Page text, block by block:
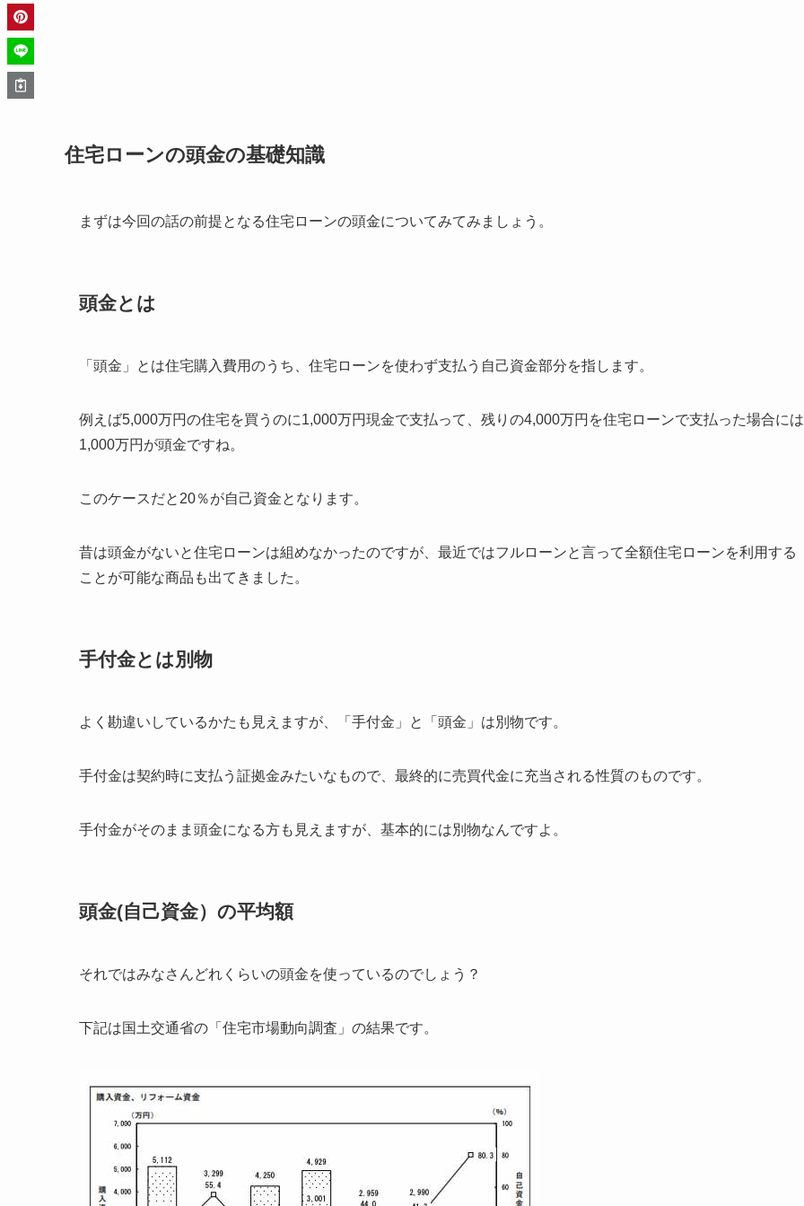
住宅ローンの頭金の基礎知識
まずは今回の話の前提となる住宅ローンの頭金についてみてみましょう。
頭金とは
「頭金」とは住宅購入費用のうち、住宅ローンを使わず支払う 自己資金部分を指します。
例えば5,000万円の住宅を買うのに1,000万円現金で支払って、残りの4,000万円を住宅ローンで支払った場合には
1,000万円が頭金ですね。
このケースだと20％が自己資金となります。
昔は頭金がないと住宅ローンは組めなかったのですが、最近ではフルローンと言って全額住宅ローンを利用する
ことが可能な商品も出てきました。
手付金とは別物
よく勘違いしているかたも見えますが、「手付金」と「頭金」は別物です。
手付金は契約時に支払う証拠金みたいなもので、最終的に売買代金に充当される性質のものです。
手付金がそのまま頭金になる方も見えますが、基本的には別物なんですよ。
頭金(自己資金）の平均額
それではみなさんどれくらいの頭金を使っているのでしょう？
下記は国土交通省の「住宅市場動向調査」の結果です。